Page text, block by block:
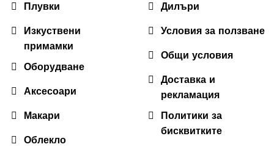
Плувки
Изкуствени
примамки
Оборудване
Аксесоари
Макари
Облекло
Дилъри
Условия за ползване
Общи условия
Доставка и
рекламация
Политики за
бисквитките